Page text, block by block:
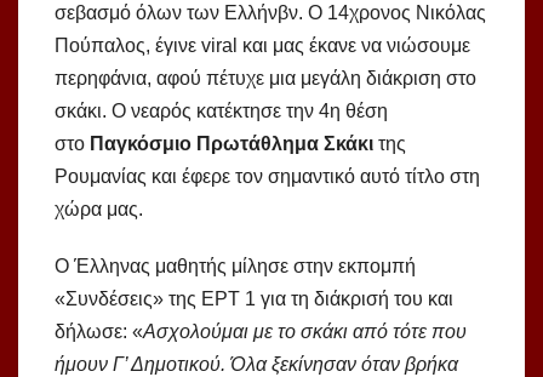
σεβασμό όλων των Ελλήνβν. Ο 14χρονος Νικόλας
Πούπαλος, έγινε viral και μας έκανε να νιώσουμε
περηφάνια, αφού πέτυχε μια μεγάλη διάκριση στο
σκάκι. Ο νεαρός κατέκτησε την 4η θέση
στο Παγκόσμιο Πρωτάθλημα Σκάκι της
Ρουμανίας και έφερε τον σημαντικό αυτό τίτλο στη
χώρα μας.
Ο Έλληνας μαθητής μίλησε στην εκπομπή
«Συνδέσεις» της ΕΡΤ 1 για τη διάκρισή του και
δήλωσε: «Ασχολούμαι με το σκάκι από τότε που
ήμουν Γ’ Δημοτικού. Όλα ξεκίνησαν όταν βρήκα